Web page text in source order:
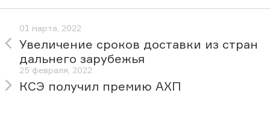
01 марта, 2022
Увеличение сроков доставки из стран
дальнего зарубежья
25 февраля, 2022
КСЭ получил премию АХП